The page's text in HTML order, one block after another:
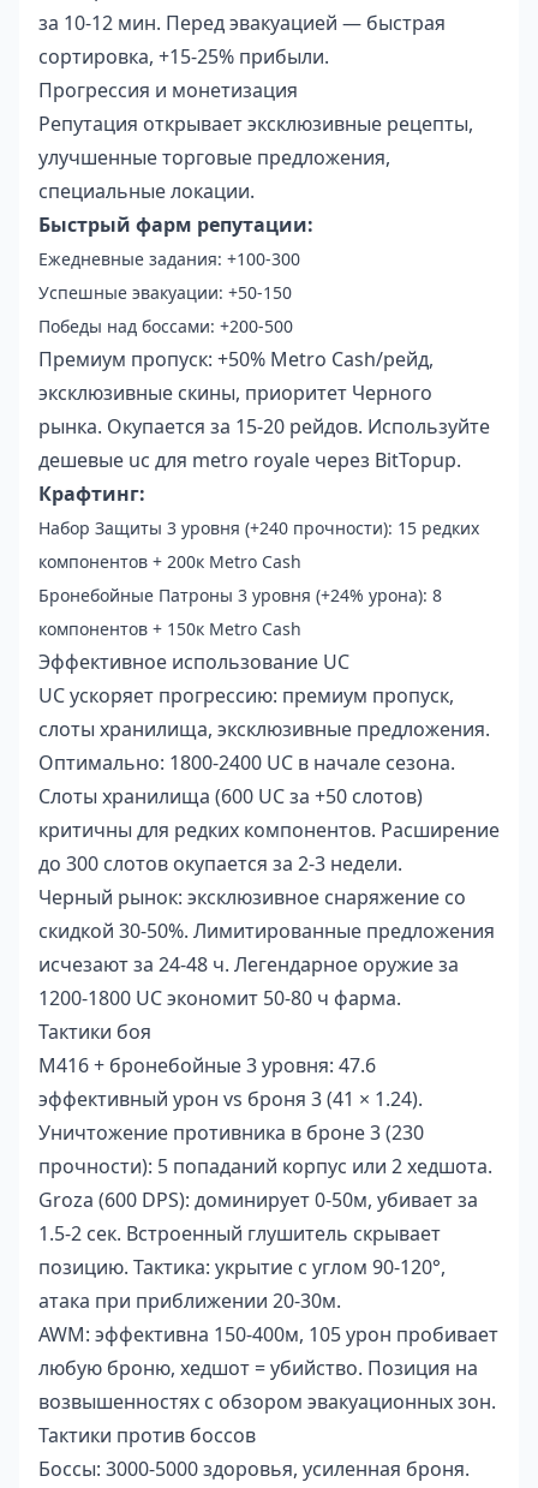
за 10-12 мин. Перед эвакуацией — быстрая
сортировка, +15-25% прибыли.
Прогрессия и монетизация
Репутация открывает эксклюзивные рецепты,
улучшенные торговые предложения,
специальные локации.
Быстрый фарм репутации:
Ежедневные задания: +100-300
Успешные эвакуации: +50-150
Победы над боссами: +200-500
Премиум пропуск: +50% Metro Cash/рейд,
эксклюзивные скины, приоритет Черного
рынка. Окупается за 15-20 рейдов. Используйте
дешевые uc для metro royale через BitTopup.
Крафтинг:
Набор Защиты 3 уровня (+240 прочности): 15 редких
компонентов + 200к Metro Cash
Бронебойные Патроны 3 уровня (+24% урона): 8
компонентов + 150к Metro Cash
Эффективное использование UC
UC ускоряет прогрессию: премиум пропуск,
слоты хранилища, эксклюзивные предложения.
Оптимально: 1800-2400 UC в начале сезона.
Слоты хранилища (600 UC за +50 слотов)
критичны для редких компонентов. Расширение
до 300 слотов окупается за 2-3 недели.
Черный рынок: эксклюзивное снаряжение со
скидкой 30-50%. Лимитированные предложения
исчезают за 24-48 ч. Легендарное оружие за
1200-1800 UC экономит 50-80 ч фарма.
Тактики боя
M416 + бронебойные 3 уровня: 47.6
эффективный урон vs броня 3 (41 × 1.24).
Уничтожение противника в броне 3 (230
прочности): 5 попаданий корпус или 2 хедшота.
Groza (600 DPS): доминирует 0-50м, убивает за
1.5-2 сек. Встроенный глушитель скрывает
позицию. Тактика: укрытие с углом 90-120°,
атака при приближении 20-30м.
AWM: эффективна 150-400м, 105 урон пробивает
любую броню, хедшот = убийство. Позиция на
возвышенностях с обзором эвакуационных зон.
Тактики против боссов
Боссы: 3000-5000 здоровья, усиленная броня.